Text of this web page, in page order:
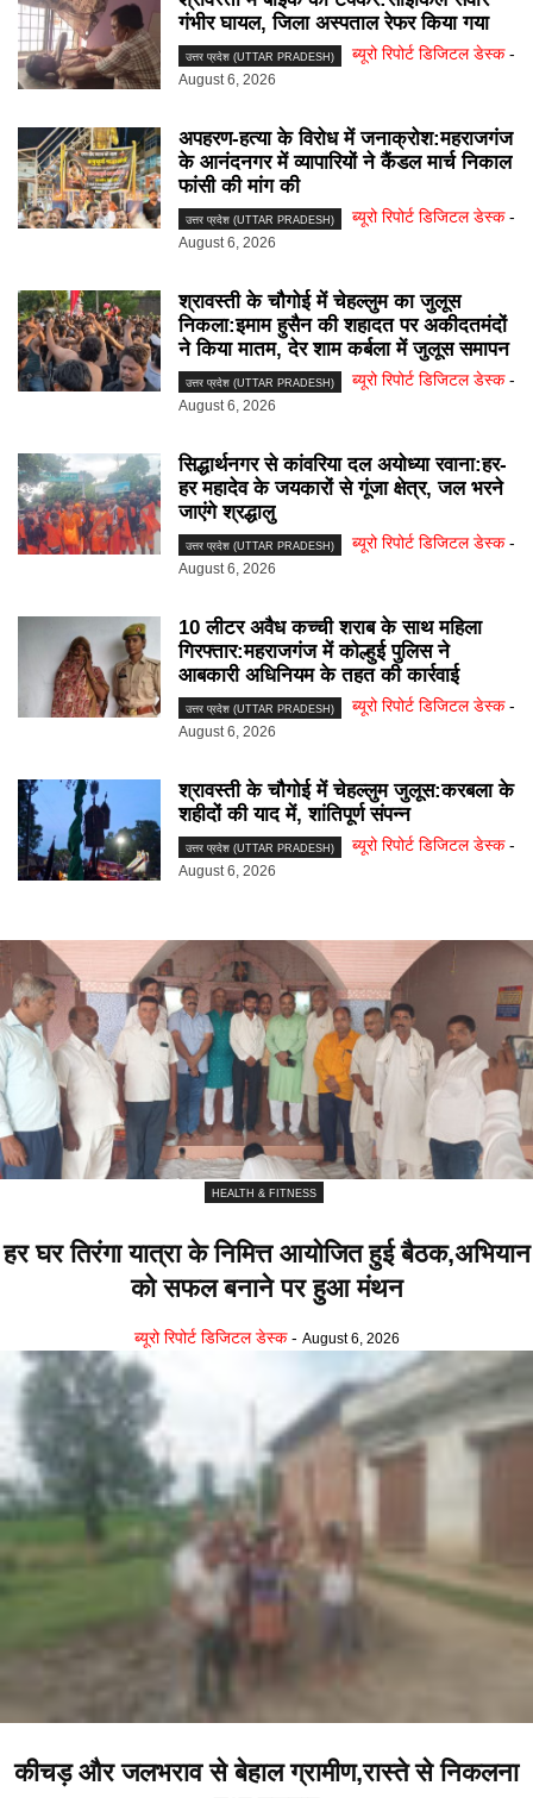
गंभीर घायल, जिला अस्पताल रेफर किया गया
उत्तर प्रदेश (UTTAR PRADESH) ब्यूरो रिपोर्ट डिजिटल डेस्क -
August 6, 2026
अपहरण-हत्या के विरोध में जनाक्रोश:महराजगंज
के आनंदनगर में व्यापारियों ने कैंडल मार्च निकाल
फांसी की मांग की
उत्तर प्रदेश (UTTAR PRADESH) ब्यूरो रिपोर्ट डिजिटल डेस्क -
August 6, 2026
श्रावस्ती के चौगोई में चेहल्लुम का जुलूस
निकला:इमाम हुसैन की शहादत पर अकीदतमंदों
ने किया मातम, देर शाम कर्बला में जुलूस समापन
उत्तर प्रदेश (UTTAR PRADESH) ब्यूरो रिपोर्ट डिजिटल डेस्क -
August 6, 2026
सिद्धार्थनगर से कांवरिया दल अयोध्या रवाना:हर-
हर महादेव के जयकारों से गूंजा क्षेत्र, जल भरने
जाएंगे श्रद्धालु
उत्तर प्रदेश (UTTAR PRADESH) ब्यूरो रिपोर्ट डिजिटल डेस्क -
August 6, 2026
10 लीटर अवैध कच्ची शराब के साथ महिला
गिरफ्तार:महराजगंज में कोल्हुई पुलिस ने
आबकारी अधिनियम के तहत की कार्रवाई
उत्तर प्रदेश (UTTAR PRADESH) ब्यूरो रिपोर्ट डिजिटल डेस्क -
August 6, 2026
श्रावस्ती के चौगोई में चेहल्लुम जुलूस:करबला के
शहीदों की याद में, शांतिपूर्ण संपन्न
उत्तर प्रदेश (UTTAR PRADESH) ब्यूरो रिपोर्ट डिजिटल डेस्क -
August 6, 2026
HEALTH & FITNESS
हर घर तिरंगा यात्रा के निमित्त आयोजित हुई बैठक,अभियान
को सफल बनाने पर हुआ मंथन
ब्यूरो रिपोर्ट डिजिटल डेस्क - August 6, 2026
कीचड़ और जलभराव से बेहाल ग्रामीण,रास्ते से निकलना